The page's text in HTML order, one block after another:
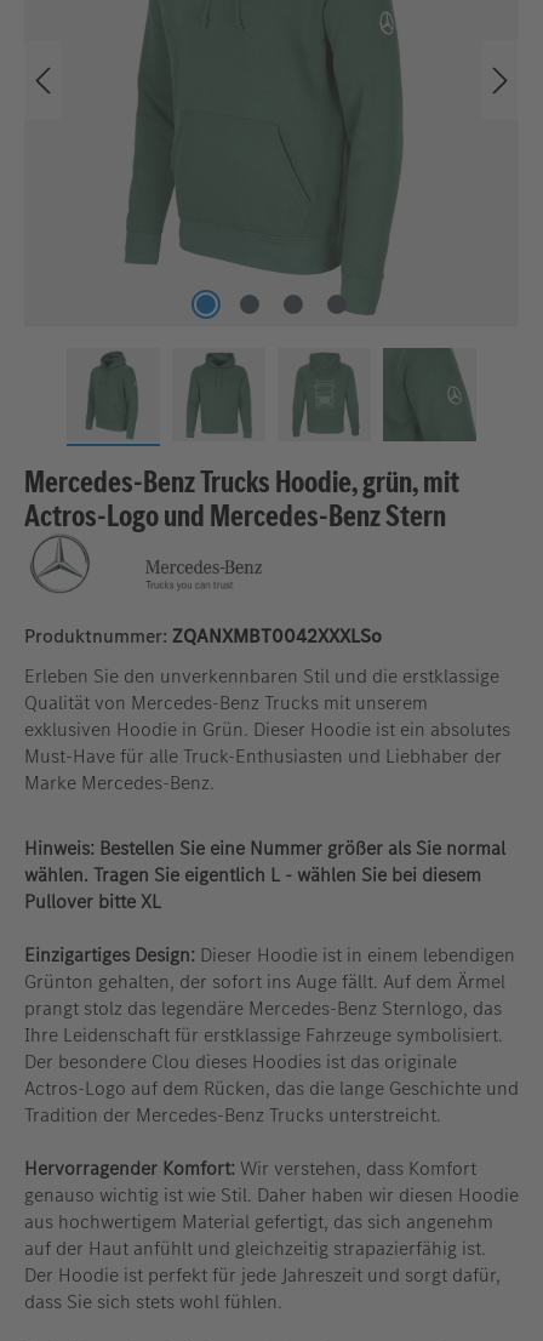
Mercedes-Benz Trucks Hoodie, grün, mit
Actros-Logo und Mercedes-Benz Stern
Produktnummer: ZQANXMBT0042XXXLSo
Erleben Sie den unverkennbaren Stil und die erstklassige
Qualität von Mercedes-Benz Trucks mit unserem
exklusiven Hoodie in Grün. Dieser Hoodie ist ein absolutes
Must-Have für alle Truck-Enthusiasten und Liebhaber der
Marke Mercedes-Benz.
Hinweis: Bestellen Sie eine Nummer größer als Sie normal
wählen. Tragen Sie eigentlich L - wählen Sie bei diesem
Pullover bitte XL
Einzigartiges Design: Dieser Hoodie ist in einem lebendigen
Grünton gehalten, der sofort ins Auge fällt. Auf dem Ärmel
prangt stolz das legendäre Mercedes-Benz Sternlogo, das
Ihre Leidenschaft für erstklassige Fahrzeuge symbolisiert.
Der besondere Clou dieses Hoodies ist das originale
Actros-Logo auf dem Rücken, das die lange Geschichte und
Tradition der Mercedes-Benz Trucks unterstreicht.
Hervorragender Komfort: Wir verstehen, dass Komfort
genauso wichtig ist wie Stil. Daher haben wir diesen Hoodie
aus hochwertigem Material gefertigt, das sich angenehm
auf der Haut anfühlt und gleichzeitig strapazierfähig ist.
Der Hoodie ist perfekt für jede Jahreszeit und sorgt dafür,
dass Sie sich stets wohl fühlen.